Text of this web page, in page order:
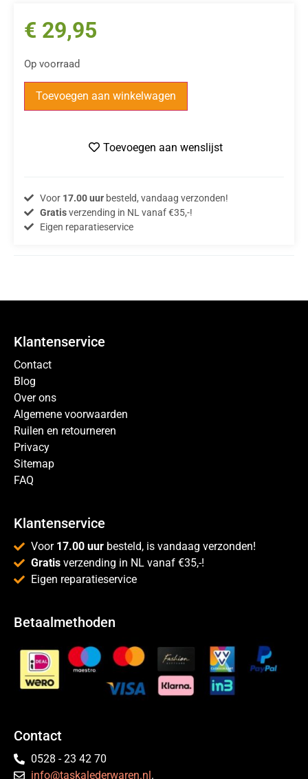
€ 29,95
Op voorraad
Toevoegen aan winkelwagen
Toevoegen aan wenslijst
Voor 17.00 uurbesteld, vandaag verzonden!
Gratisverzending in NL vanaf €35,-!
Eigen reparatieservice
Klantenservice
Contact
Blog
Over ons
Algemene voorwaarden
Ruilen en retourneren
Privacy
Sitemap
FAQ
Klantenservice
Voor 17.00 uur besteld, is vandaag verzonden!
Gratis verzending in NL vanaf €35,-!
Eigen reparatieservice
Betaalmethoden
Contact
0528 - 23 42 70
info@taskalederwaren.nl.